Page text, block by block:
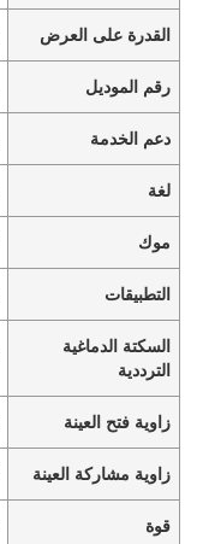
القدرة على العرض
رقم الموديل
دعم الخدمة
لغة
موك
التطبيقات
السكتة الدماغية
الترددية
زاوية فتح العينة
زاوية مشاركة العينة
قوة